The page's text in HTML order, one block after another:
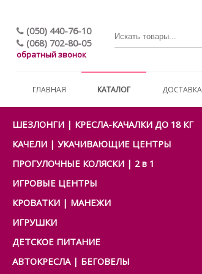
(050) 440-76-10
(068) 702-80-05
обратный звонок
ГЛАВНАЯ КАТАЛОГ
ШЕЗЛОНГИ | КРЕСЛА-КАЧАЛКИ ДО 18 КГ
КАЧЕЛИ | УКАЧИВАЮЩИЕ ЦЕНТРЫ
ПРОГУЛОЧНЫЕ КОЛЯСКИ | 2 в 1
ИГРОВЫЕ ЦЕНТРЫ
КРОВАТКИ | МАНЕЖИ
ИГРУШКИ
ДЕТСКОЕ ПИТАНИЕ
АВТОКРЕСЛА | БЕГОВЕЛЫ